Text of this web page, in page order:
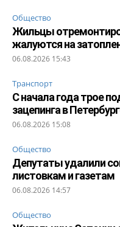
Общество
Жильцы
жалуются на
06.08.2026 15:43
Транспорт
С начала года трое
зацепинга в
06.08.2026 15:08
Общество
Депутаты удалили
листовкам и газетам
06.08.2026 14:57
Общество